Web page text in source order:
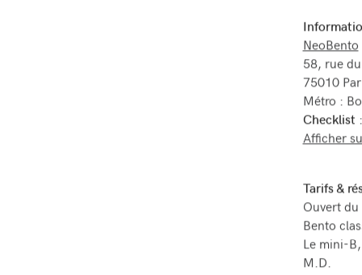
NeoBento
58, rue
75010
Métro :
Checklist
Afficher
Tarifs &
Ouvert
Bento
Le mini-
M.D.